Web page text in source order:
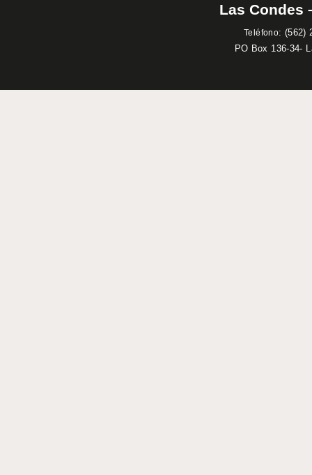
Las Condes
Teléfono: (562)
PO Box 136-34-